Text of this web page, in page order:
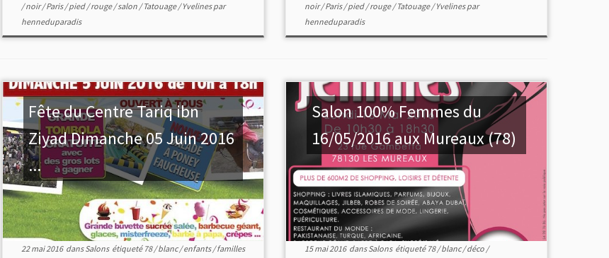
/noir/Paris/pied/rouge/salon /Tatouage/Yvelinespar
henneduparadis
noir/Paris/pied/rouge/Tatouage/Yvelinespar
henneduparadis
Fête du Centre Tariq ibn
Ziyad Dimanche 05 Juin 2016
...
22 mai 2016dansSalons étiqueté 78/blanc/enfants/familles
Salon 100% Femmes du
16/05/2016 aux Mureaux (78)
15 mai 2016dansSalons étiqueté 78/blanc/déco /